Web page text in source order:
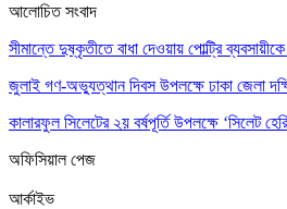
আলোচিত সংবাদ
সীমান্তে দুষ্কৃতীতে বাধা দেওয়ায় পোল্ট্রি
জুলাই গণ-অভ্যুত্থান দিবস উপলক্ষে ঢাকা জেলা
কালারফুল সিলেটের ২য় বর্ষপূর্তি উপলক্ষে ‘সিলেট
অফিসিয়াল পেজ
আর্কাইভ